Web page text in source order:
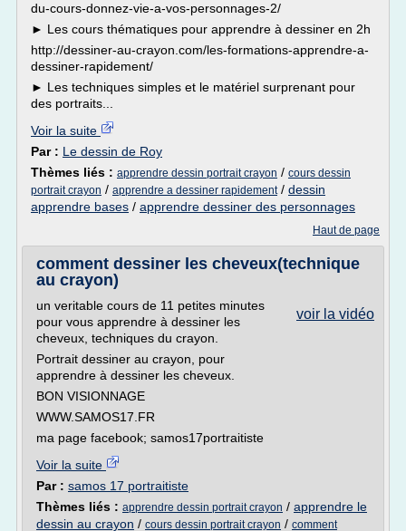
du-cours-donnez-vie-a-vos-personnages-2/
► Les cours thématiques pour apprendre à dessiner en 2h
http://dessiner-au-crayon.com/les-formations-apprendre-a-
dessiner-rapidement/
► Les techniques simples et le matériel surprenant pour
des portraits...
Voir la suite
Par : Le dessin de Roy
Thèmes liés : apprendre dessin portrait crayon / cours dessin
portrait crayon / apprendre a dessiner rapidement/ dessin
apprendre bases / apprendre dessiner des personnages
Haut de page
comment dessiner les cheveux(technique
au crayon)
voir la vidéo
un veritable cours de 11 petites minutes
pour vous apprendre à dessiner les
cheveux, techniques du crayon.
Portrait dessiner au crayon, pour
apprendre à dessiner les cheveux.
BON VISIONNAGE
WWW.SAMOS17.FR
ma page facebook; samos17portraitiste
Voir la suite
Par : samos 17 portraitiste
Thèmes liés : apprendre dessin portrait crayon / apprendre le
dessin au crayon / cours dessin portrait crayon / comment